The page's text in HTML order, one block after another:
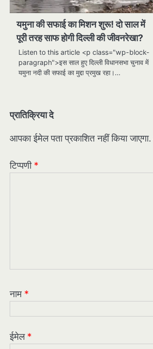
यमुना की सफाई का मिशन शुरू! दो साल में
पूरी तरह साफ होगी दिल्ली की जीवनरेखा?
Listen to this article <p class="wp-block-
paragraph">इस साल हुए दिल्ली विधानसभा चुनाव में
यमुना नदी की सफाई का मुद्दा प्रमुख रहा।…
प्रातिक्रिया दे
आपका ईमेल पता प्रकाशित नहीं किया जाएगा.
टिप्पणी *
नाम *
ईमेल *